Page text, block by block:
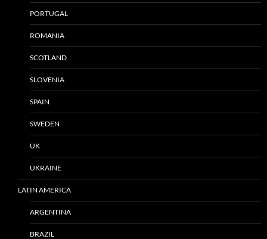
PORTUGAL
ROMANIA
SCOTLAND
SLOVENIA
SPAIN
SWEDEN
UK
UKRAINE
LATIN AMERICA
ARGENTINA
BRAZIL